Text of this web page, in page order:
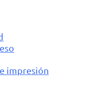
impresión